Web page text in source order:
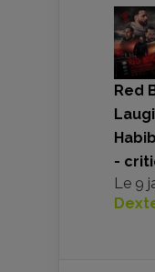
Red
-
Le 9